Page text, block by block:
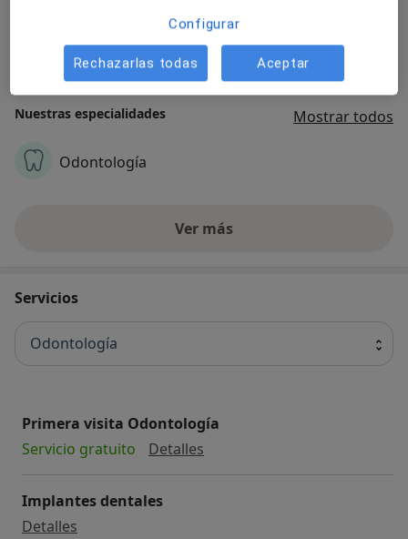
conseguir que cada paciente encuentre la mejor
versión de sí mismo. ⁣Prevenir y mejorar, sin
transformar.
ver másAcerca de nosotros
Nuestras especialidades Mostrar todos
Odontología
Ver más
Servicios
Odontología
Primera visita Odontología
Servicio gratuito
Detalles
Implantes dentales
Detalles
Configurar
Rechazarlas todas Aceptar